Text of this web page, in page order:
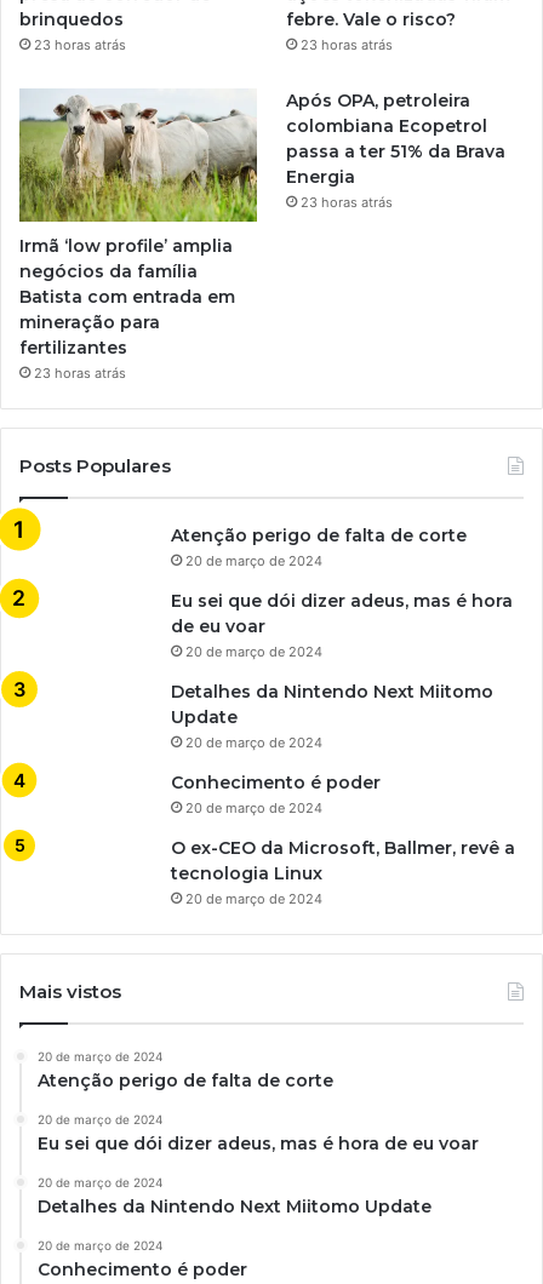
brinquedos
23 horas atrás
febre. Vale o risco?
23 horas atrás
Irmã ‘low profile’ amplia
negócios da família
Batista com entrada em
mineração para
fertilizantes
23 horas atrás
Após OPA, petroleira
colombiana Ecopetrol
passa a ter 51% da Brava
Energia
23 horas atrás
Posts Populares
Atenção perigo de falta de corte
20 de março de 2024
Eu sei que dói dizer adeus, mas é hora
de eu voar
20 de março de 2024
Detalhes da Nintendo Next Miitomo
Update
20 de março de 2024
Conhecimento é poder
20 de março de 2024
O ex-CEO da Microsoft, Ballmer, revê a
tecnologia Linux
20 de março de 2024
Mais vistos
20 de março de 2024
Atenção perigo de falta de corte
20 de março de 2024
Eu sei que dói dizer adeus, mas é hora de eu voar
20 de março de 2024
Detalhes da Nintendo Next Miitomo Update
20 de março de 2024
Conhecimento é poder